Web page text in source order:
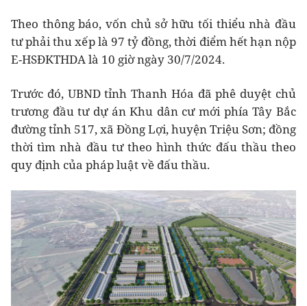
Theo thông báo, vốn chủ sở hữu tối thiểu nhà đầu
tư phải thu xếp là 97 tỷ đồng, thời điểm hết hạn nộp
E-HSĐKTHDA là 10 giờ ngày 30/7/2024.
Trước đó, UBND tỉnh Thanh Hóa đã phê duyệt chủ
trương đầu tư dự án Khu dân cư mới phía Tây Bắc
đường tỉnh 517, xã Đồng Lợi, huyện Triệu Sơn; đồng
thời tìm nhà đầu tư theo hình thức đấu thầu theo
quy định của pháp luật về đấu thầu.